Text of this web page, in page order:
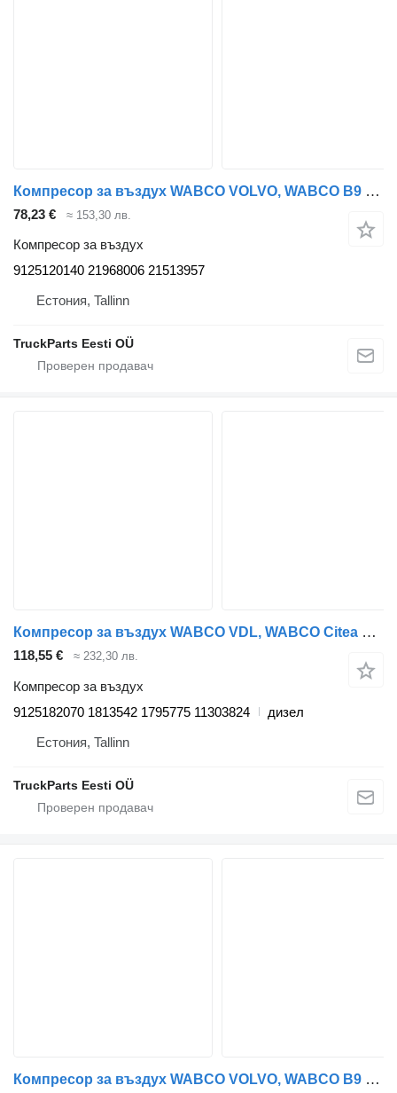
Компресор за въздух WABCO VOLVO, WABCO B9 (01.10-) 9125120140 за автобус Volvo B7, B8, B9, B12 bus (2005-)
78,23 € ≈ 153,30 лв.
Компресор за въздух
9125120140 21968006 21513957
Естония, Tallinn
TruckParts Eesti OÜ
Компресор за въздух WABCO VDL, WABCO Citea XLE (01.12-) 9125182070 за автобус VDL Jonckheere Transit 2000 (2005-2013)
118,55 € ≈ 232,30 лв.
Компресор за въздух
9125182070 1813542 1795775 11303824
дизел
Естония, Tallinn
TruckParts Eesti OÜ
Компресор за въздух WABCO VOLVO, WABCO B9 (01.10-) 9125120140 за автобус Volvo B7, B8, B9, B12 bus (2005-)